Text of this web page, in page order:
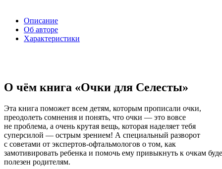
Описание
Об авторе
Характеристики
О чём книга «Очки для Селесты»
Эта книга поможет всем детям, которым прописали очки,
преодолеть сомнения и понять, что очки — это вовсе
не проблема, а очень крутая вещь, которая наделяет тебя
суперсилой — острым зрением! А специальный разворот
с советами от экспертов-офтальмологов о том, как
замотивировать ребенка и помочь ему привыкнуть к очкам
полезен родителям.